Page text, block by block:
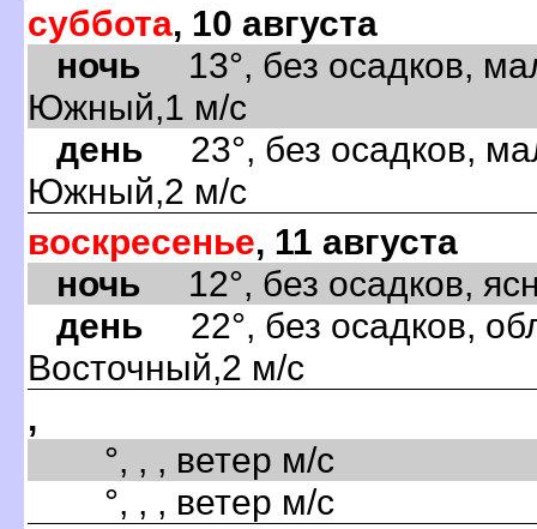
суббота, 10 августа
ночь 13°, без осадков,
Южный,1 м/с
день 23°, без осадков,
Южный,2 м/с
воскресенье, 11 августа
ночь 12°, без осадков,
день 22°, без осадков,
Восточный,2 м/с
,
°, , , ветер м/с
°, , , ветер м/с